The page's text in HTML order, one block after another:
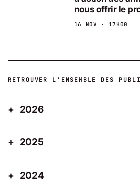
nous offrir le
16 NOV · 17H00
RETROUVER L'ENSEMBLE DES
2026
2025
2024